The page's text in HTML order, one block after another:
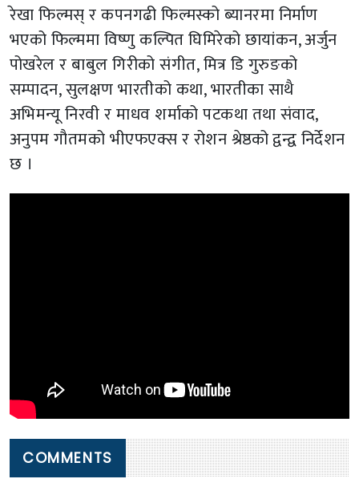
रेखा फिल्मस् र कपनगढी फिल्मस्को ब्यानरमा निर्माण
भएको फिल्ममा विष्णु कल्पित घिमिरेको छायांकन, अर्जुन
पोखरेल र बाबुल गिरीको संगीत, मित्र डि गुरुङको
सम्पादन, सुलक्षण भारतीको कथा, भारतीका साथै
अभिमन्यू निरवी र माधव शर्माको पटकथा तथा संवाद,
अनुपम गौतमको भीएफएक्स र रोशन श्रेष्ठको द्वन्द्व निर्देशन
छ ।
COMMENTS